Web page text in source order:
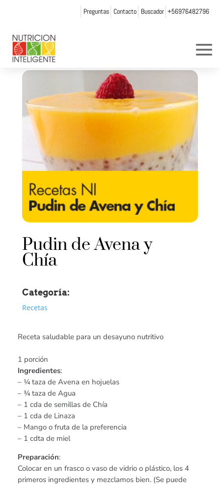
Preguntas Contacto Buscador +56976482796
Pudin de Avena y
Chía
Categoría:
Recetas
Receta saludable para un desayuno nutritivo
1 porción
Ingredientes:
– ¼ taza de Avena en hojuelas
– ¾ taza de Agua
– 1 cda de semillas de Chía
– 1 cda de Linaza
– Mango o fruta de la preferencia
– 1 cdta de miel
Preparación:
Colocar en un frasco o vaso de vidrio o plástico, los 4
primeros ingredientes y mezclamos bien. (Se puede